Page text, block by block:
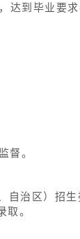
到毕业要求
督。
自治区）招生
。